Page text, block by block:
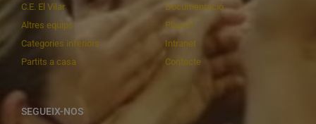
C.E. El Vilar
Altres equips
Categories inferiors
Partits a casa
Documentació
Playoff
Intranet
Contacte
SEGUEIX-NOS